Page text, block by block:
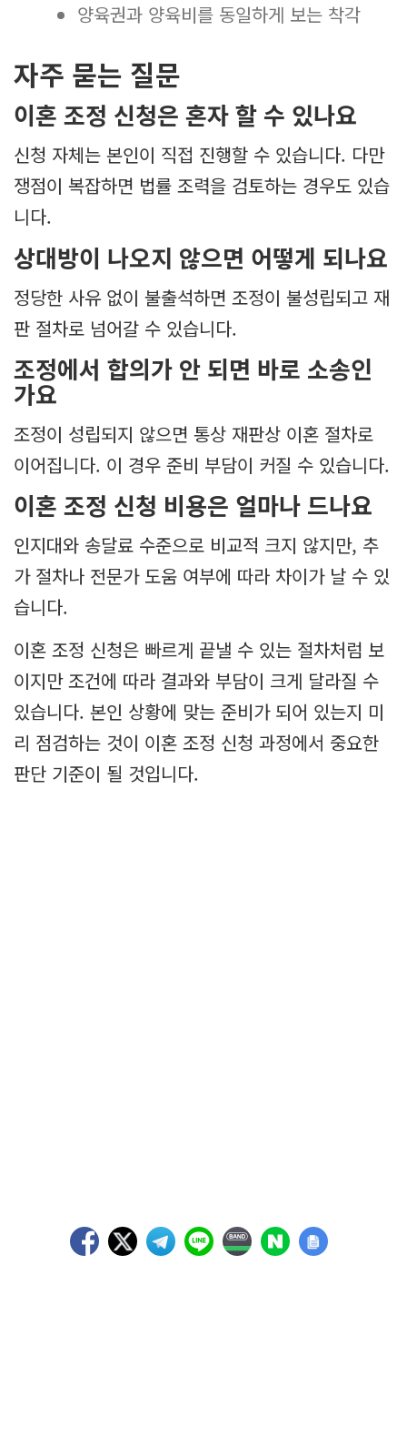
양육권과 양육비를 동일하게 보는 착각
자주 묻는 질문
이혼 조정 신청은 혼자 할 수 있나요
신청 자체는 본인이 직접 진행할 수 있습니다. 다만
쟁점이 복잡하면 법률 조력을 검토하는 경우도 있습
니다.
상대방이 나오지 않으면 어떻게 되나요
정당한 사유 없이 불출석하면 조정이 불성립되고 재
판 절차로 넘어갈 수 있습니다.
조정에서 합의가 안 되면 바로 소송인
가요
조정이 성립되지 않으면 통상 재판상 이혼 절차로
이어집니다. 이 경우 준비 부담이 커질 수 있습니다.
이혼 조정 신청 비용은 얼마나 드나요
인지대와 송달료 수준으로 비교적 크지 않지만, 추
가 절차나 전문가 도움 여부에 따라 차이가 날 수 있
습니다.
이혼 조정 신청은 빠르게 끝낼 수 있는 절차처럼 보
이지만 조건에 따라 결과와 부담이 크게 달라질 수
있습니다. 본인 상황에 맞는 준비가 되어 있는지 미
리 점검하는 것이 이혼 조정 신청 과정에서 중요한
판단 기준이 될 것입니다.